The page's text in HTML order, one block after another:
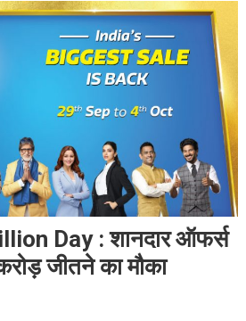
Day : शानदार ऑफर्स
जीतने का मौका